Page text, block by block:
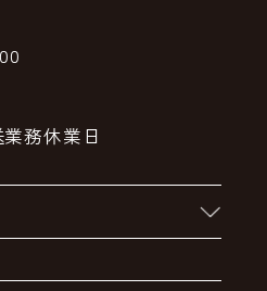
務休業日